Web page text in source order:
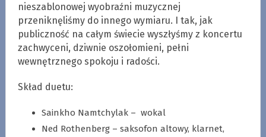
nieszablonowej wyobraźni muzycznej
przeniknęliśmy do innego wymiaru. I tak, jak
publiczność na całym świecie wyszłyśmy z koncertu
zachwyceni, dziwnie oszołomieni, pełni
wewnętrznego spokoju i radości.
Skład duetu:
Sainkho Namtchylak – wokal
Ned Rothenberg – saksofon altowy, klarnet,